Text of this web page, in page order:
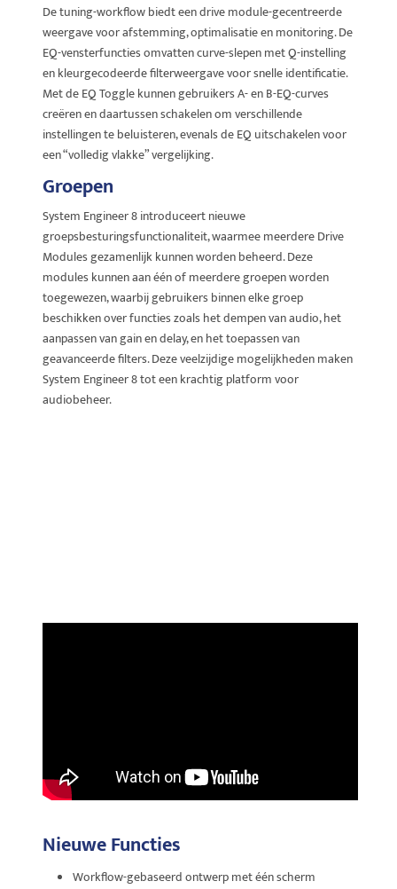
De tuning-workflow biedt een drive module-gecentreerde
weergave voor afstemming, optimalisatie en monitoring. De
EQ-vensterfuncties omvatten curve-slepen met Q-instelling
en kleurgecodeerde filterweergave voor snelle identificatie.
Met de EQ Toggle kunnen gebruikers A- en B-EQ-curves
creëren en daartussen schakelen om verschillende
instellingen te beluisteren, evenals de EQ uitschakelen voor
een “volledig vlakke” vergelijking.
Groepen
System Engineer 8 introduceert nieuwe
groepsbesturingsfunctionaliteit, waarmee meerdere Drive
Modules gezamenlijk kunnen worden beheerd. Deze
modules kunnen aan één of meerdere groepen worden
toegewezen, waarbij gebruikers binnen elke groep
beschikken over functies zoals het dempen van audio, het
aanpassen van gain en delay, en het toepassen van
geavanceerde filters. Deze veelzijdige mogelijkheden maken
System Engineer 8 tot een krachtig platform voor
audiobeheer.
Nieuwe Functies
Workflow-gebaseerd ontwerp met één scherm